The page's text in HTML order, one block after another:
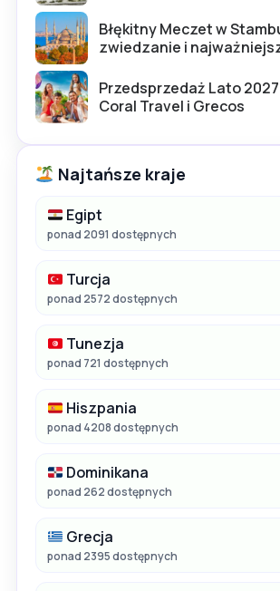
Błękitny Meczet w
zwiedzanie i
Przedsprzedaż Lato 2027
Coral Travel i Grecos
Najtańsze kraje
Egipt
ponad 2091 dostępnych
Turcja
ponad 2572 dostępnych
Tunezja
ponad 721 dostępnych
Hiszpania
ponad 4208 dostępnych
Dominikana
ponad 262 dostępnych
Grecja
ponad 2395 dostępnych